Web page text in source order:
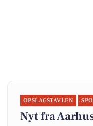
OPSLAGSTAVLEN
Nyt fra